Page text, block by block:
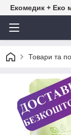
Екомедик + Еко
Товари та